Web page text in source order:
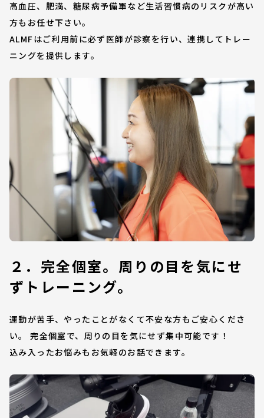
高血圧、肥満、糖尿病予備軍など生活習慣病のリスクが高い
方もお任せ下さい。
ALMFはご利用前に必ず医師が診察を行い、連携してトレー
ニングを提供します。
２．完全個室。周りの目を気にせ
ずトレーニング。
運動が苦手、やったことがなくて不安な方もご安心くださ
い。 完全個室で、周りの目を気にせず集中可能です！
込み入ったお悩みもお気軽のお話できます。